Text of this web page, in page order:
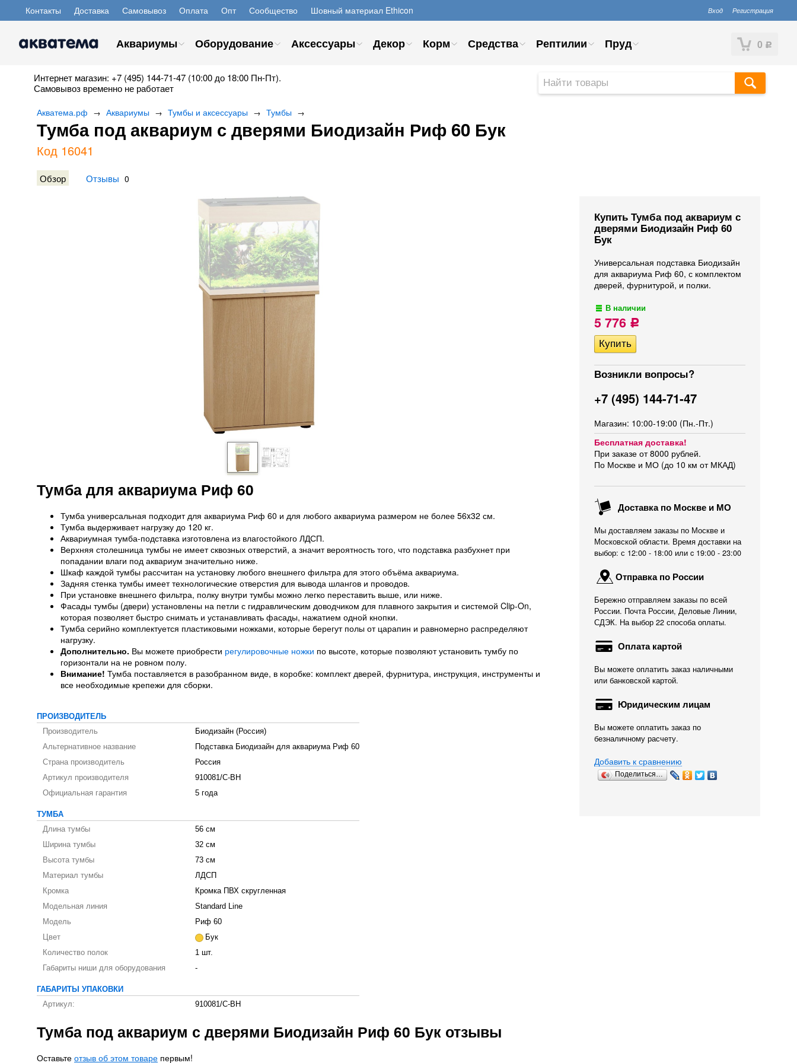
Контакты Доставка Самовывоз Оплата Опт Сообщество Шовный материал Ethicon Вход Регистрация
0 Р
Аквариумы Оборудование Аксессуары Декор Корм Средства Рептилии Пруд
Интернет магазин: +7 (495) 144-71-47 (10:00 до 18:00 Пн-Пт).
Самовывоз временно не работает
Акватема.рф → Аквариумы → Тумбы и аксессуары → Тумбы →
Тумба под аквариум с дверями Биодизайн Риф 60 Бук
Код 16041
Обзор Отзывы 0
Купить Тумба под аквариум с
дверями Биодизайн Риф 60
Бук
Универсальная подставка Биодизайн
для аквариума Риф 60, с комплектом
дверей, фурнитурой, и полки.
В наличии
5 776 Р
Возникли вопросы?
+7 (495) 144-71-47
Магазин: 10:00-19:00 (Пн.-Пт.)
Бесплатная доставка!
При заказе от 8000 рублей.
По Москве и МО (до 10 км от МКАД)
Доставка по Москве и МО
Мы доставляем заказы по Москве и
Московской области. Время доставки на
выбор: с 12:00 - 18:00 или c 19:00 - 23:00
Отправка по России
Бережно отправляем заказы по всей
России. Почта России, Деловые Линии,
СДЭК. На выбор 22 способа оплаты.
Оплата картой
Вы можете оплатить заказ наличными
или банковской картой.
Юридическим лицам
Вы можете оплатить заказ по
безналичному расчету.
Добавить к сравнению
Поделиться…
Тумба для аквариума Риф 60
Тумба универсальная подходит для аквариума Риф 60 и для любого аквариума размером не более 56x32 см.
Тумба выдерживает нагрузку до 120 кг.
Аквариумная тумба-подставка изготовлена из влагостойкого ЛДСП.
Верхняя столешница тумбы не имеет сквозных отверстий, а значит вероятность того, что подставка разбухнет при
попадании влаги под аквариум значительно ниже.
Шкаф каждой тумбы рассчитан на установку любого внешнего фильтра для этого объёма аквариума.
Задняя стенка тумбы имеет технологические отверстия для вывода шлангов и проводов.
При установке внешнего фильтра, полку внутри тумбы можно легко переставить выше, или ниже.
Фасады тумбы (двери) установлены на петли с гидравлическим доводчиком для плавного закрытия и системой Clip-On,
которая позволяет быстро снимать и устанавливать фасады, нажатием одной кнопки.
Тумба серийно комплектуется пластиковыми ножками, которые берегут полы от царапин и равномерно распределяют
нагрузку.
Дополнительно. Вы можете приобрести регулировочные ножки по высоте, которые позволяют установить тумбу по
горизонтали на не ровном полу.
Внимание! Тумба поставляется в разобранном виде, в коробке: комплект дверей, фурнитура, инструкция, инструменты и
все необходимые крепежи для сборки.
ПРОИЗВОДИТЕЛЬ
Производитель
Биодизайн (Россия)
Альтернативное название
Подставка Биодизайн для аквариума Риф 60
Страна производитель
Россия
Артикул производителя
910081/C-BH
Официальная гарантия
5 года
ТУМБА
Длина тумбы
56 см
Ширина тумбы
32 см
Высота тумбы
73 см
Материал тумбы
ЛДСП
Кромка
Кромка ПВХ скругленная
Модельная линия
Standard Line
Модель
Риф 60
Цвет
Бук
Количество полок
1 шт.
Габариты ниши для оборудования
-
ГАБАРИТЫ УПАКОВКИ
Артикул:
910081/C-BH
Тумба под аквариум с дверями Биодизайн Риф 60 Бук отзывы
Оставьте отзыв об этом товаре первым!